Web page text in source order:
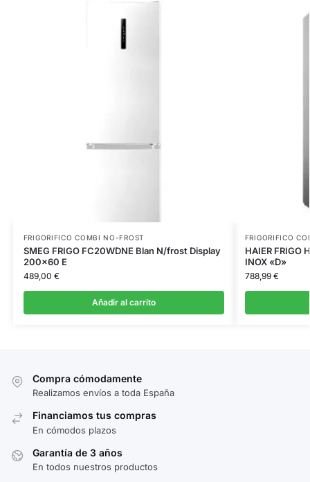
FRIGORIFICO COMBI NO-FROST
SMEG FRIGO FC20WDNE Blan N/frost Display
200×60 E
489,00 €
Añadir al carrito
FRIGORIFICO
HAIER FRIGO
INOX «D»
788,99 €
Compra cómodamente
Realizamos envíos a toda España
Financiamos tus compras
En cómodos plazos
Garantía de 3 años
En todos nuestros productos